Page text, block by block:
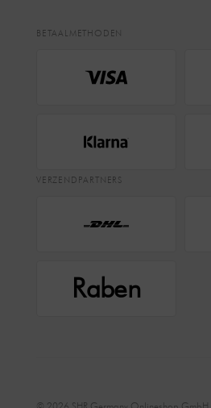
BETAALMETHODEN
VERZENDPARTNERS
Raben